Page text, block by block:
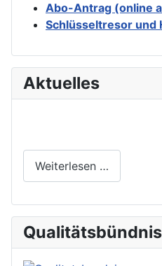
Abo-Antrag (online
Schlüsseltresor und
Aktuelles
Weiterlesen …
Qualitätsbündnis